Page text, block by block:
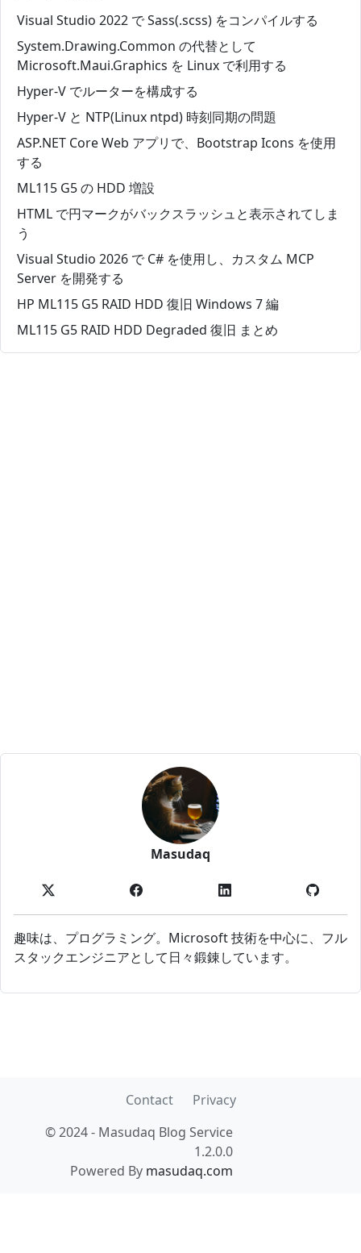
Visual Studio 2022 で Sass(.scss) をコンパイルする
System.Drawing.Common の代替として
Microsoft.Maui.Graphics を Linux で利用する
Hyper-V でルーターを構成する
Hyper-V と NTP(Linux ntpd) 時刻同期の問題
ASP.NET Core Web アプリで、Bootstrap Icons を使用
する
ML115 G5 の HDD 増設
HTML で円マークがバックスラッシュと表示されてしま
う
Visual Studio 2026 で C# を使用し、カスタム MCP
Server を開発する
HP ML115 G5 RAID HDD 復旧 Windows 7 編
ML115 G5 RAID HDD Degraded 復旧 まとめ
Masudaq
趣味は、プログラミング。Microsoft 技術を中心に、フル
スタックエンジニアとして日々鍛錬しています。
Contact
Privacy
© 2024 - Masudaq Blog Service
1.2.0.0
Powered By masudaq.com